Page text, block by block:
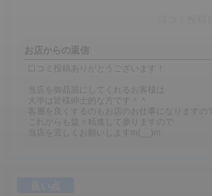
お店からの返信
口コミ投稿ありがとうございます！
当店を御贔屓にしてくれるお客様は
大半は皆様紳士的な方です＾＾
客層を良くするのもお店のお仕事になりますので
これからも益々精進して参りますので
当店を宜しくお願いしますm(__)m